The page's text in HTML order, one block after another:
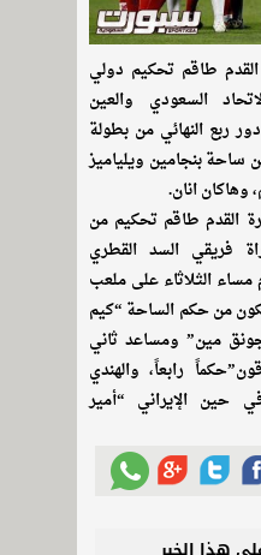
طاقم تحكيم دولي
السعودي والعين
ربع النهائي من بطولة
ساحة بنجامين ويلياميز
وهاكان انان.
القدم طاقم تحكيم من
فريقي السد القطري
مساء الثلاثاء على ملعب
من حكم الساحة “كيم
مين” ومساعد ثاني
رابعاً، والهندي
حين الإيراني “أمير